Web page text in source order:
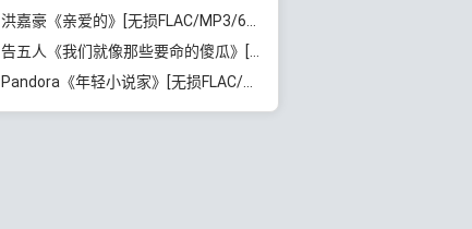
洪嘉豪《亲爱的》[无损FLAC/MP3/67MB]百度云网盘下载
告五人《我们就像那些要命的傻瓜》[无损FLAC/MP3/772MB]百度云网盘下载
Pandora《年轻小说家》[无损FLAC/MP3/55MB]百度云网盘下载